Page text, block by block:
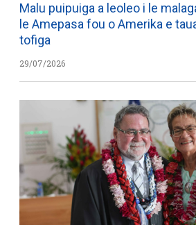
Malu puipuiga a leoleo i le
le Amepasa fou o Amerika e
tofiga
29/07/2026